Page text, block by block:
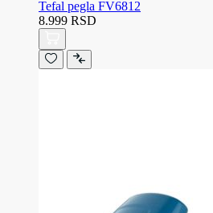
Tefal pegla FV6812
8.999 RSD